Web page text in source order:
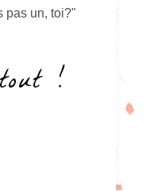
pas un, toi?"
!